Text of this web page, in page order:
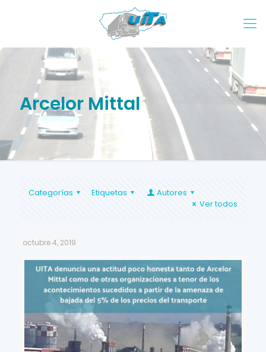
Arcelor Mittal
Categorías Etiquetas
Autores
Ver todos
octubre 4, 2019